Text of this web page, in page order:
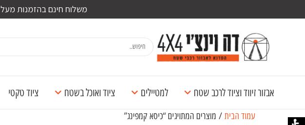
משלוח חינם בהזמנות מעל 999 ש"ח | ניתן לבצע איסוף עצמי מהסניף
אבזור זיווד וציוד לרכב שטח למטיילים ציוד ואוכל בשטח ציוד טקטי
עמוד הבית / מוצרים המתויגים “כיסא קמפינג”